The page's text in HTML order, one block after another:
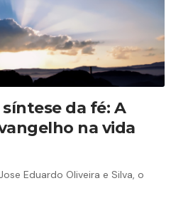
da fé: A
na vida
Eduardo Oliveira e Silva, o